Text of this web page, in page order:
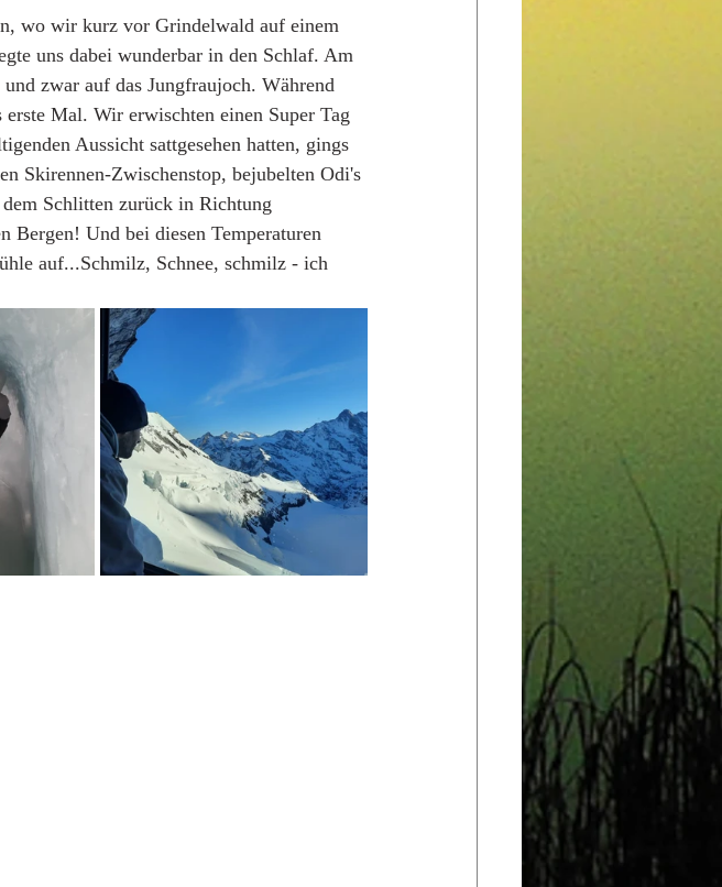
wo wir kurz vor Grindelwald auf einem
uns dabei wunderbar in den Schlaf. Am
zwar auf das Jungfraujoch. Während
Mal. Wir erwischten einen Super Tag
Aussicht sattgesehen hatten, gings
Skirennen-Zwischenstop, bejubelten Odi's
Schlitten zurück in Richtung
Bergen! Und bei diesen Temperaturen
auf...Schmilz, Schnee, schmilz - ich